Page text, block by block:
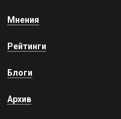
Мнения
Рейтинги
Блоги
Архив